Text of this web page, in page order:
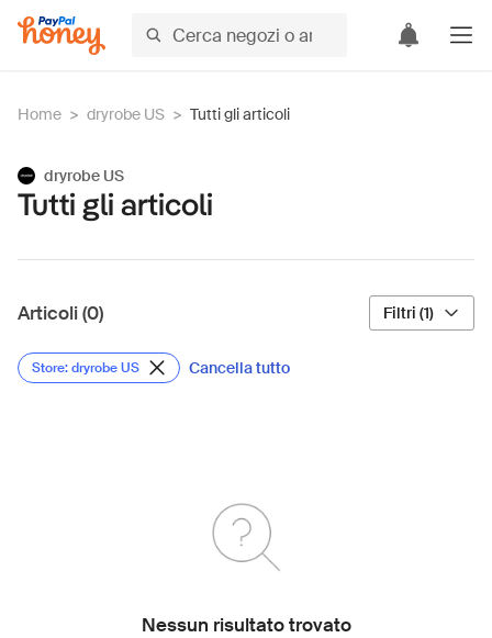
Home > dryrobe US > Tutti gli articoli
dryrobe US
Tutti gli articoli
Articoli (0) Filtri (1)
Store: dryrobe US Cancella tutto
Nessun risultato trovato